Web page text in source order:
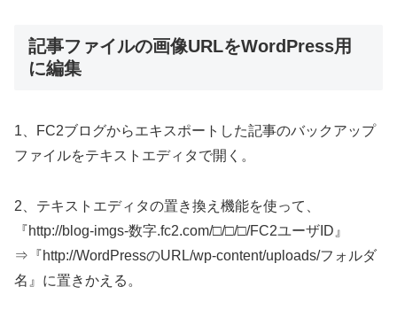
記事ファイルの画像URLをWordPress用
に編集
1、FC2ブログからエキスポートした記事のバックアップ
ファイルをテキストエディタで開く。
2、テキストエディタの置き換え機能を使って、
『http://blog-imgs-数字.fc2.com/□/□/□/FC2ユーザID』
⇒『http://WordPressのURL/wp-content/uploads/フォルダ
名』に置きかえる。